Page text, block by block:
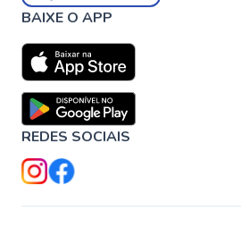
BAIXE O APP
REDES SOCIAIS